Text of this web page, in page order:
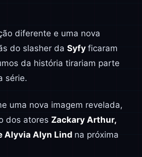
diferente e uma nova
do slasher da Syfy ficaram
da história tirariam parte
série.
uma nova imagem revelada,
dos atores Zackary Arthur,
Alyvia Alyn Lind na próxima